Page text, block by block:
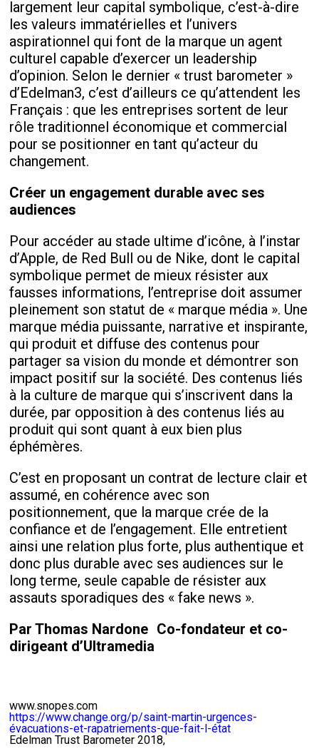
largement leur capital symbolique, c’est-à-dire
les valeurs immatérielles et l’univers
aspirationnel qui font de la marque un agent
culturel capable d’exercer un leadership
d’opinion. Selon le dernier « trust barometer »
d’Edelman3, c’est d’ailleurs ce qu’attendent les
Français : que les entreprises sortent de leur
rôle traditionnel économique et commercial
pour se positionner en tant qu’acteur du
changement.
Créer un engagement durable avec ses
audiences
Pour accéder au stade ultime d’icône, à l’instar
d’Apple, de Red Bull ou de Nike, dont le capital
symbolique permet de mieux résister aux
fausses informations, l’entreprise doit assumer
pleinement son statut de « marque média ». Une
marque média puissante, narrative et inspirante,
qui produit et diffuse des contenus pour
partager sa vision du monde et démontrer son
impact positif sur la société. Des contenus liés
à la culture de marque qui s’inscrivent dans la
durée, par opposition à des contenus liés au
produit qui sont quant à eux bien plus
éphémères.
C’est en proposant un contrat de lecture clair et
assumé, en cohérence avec son
positionnement, que la marque crée de la
confiance et de l’engagement. Elle entretient
ainsi une relation plus forte, plus authentique et
donc plus durable avec ses audiences sur le
long terme, seule capable de résister aux
assauts sporadiques des « fake news ».
Par Thomas Nardone Co-fondateur et co-
dirigeant d’Ultramedia
www.snopes.com
https://www.change.org/p/saint-martin-urgences-
évacuations-et-rapatriements-que-fait-l-état
Edelman Trust Barometer 2018,